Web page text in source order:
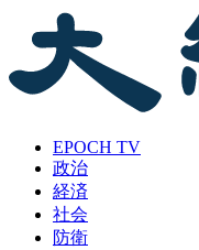
EPOCH TV
政治
経済
社会
防衛